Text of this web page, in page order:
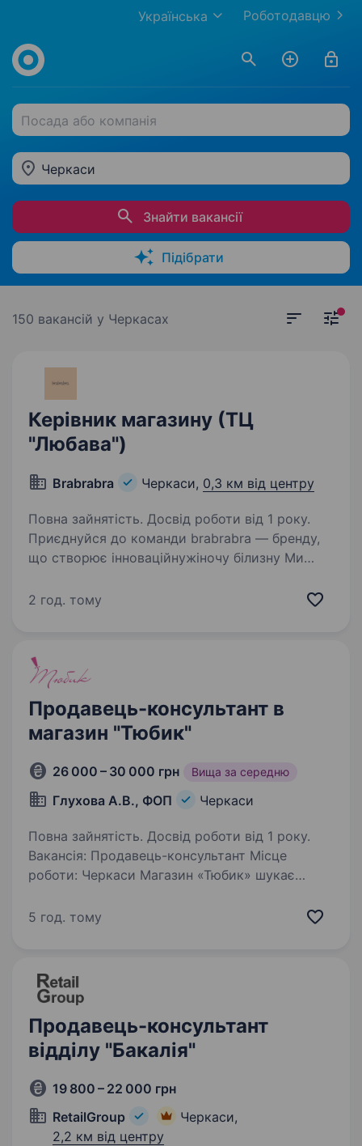
Роботодавцю
Українська
Посада або компанія
Черкаси
Знайти вакансії
Підібрати
150 вакансій у Черкасах
Керівник магазину (ТЦ
"Любава")
Brabrabra Черкаси, 0,3 км від центру
Повна зайнятість. Досвід роботи від 1 року.
Приєднуйся до команди brabrabra — бренду,
що створює інноваційнужіночу білизну Ми
ми створюємокомфорт, впевненість і
2 год. тому
Продавець-консультант в
магазин "Тюбик"
26 000 – 30 000 грн Вища за середню
Глухова А.В., ФОП Черкаси
Повна зайнятість. Досвід роботи від 1 року.
Вакансія: Продавець-консультант Місце
роботи: Черкаси Магазин «Тюбик» шукає
Досвід роботи в продажах від 1 року Вміння
5 год. тому
Продавець-консультант
відділу "Бакалія"
19 800 – 22 000 грн
RetailGroup
Черкаси,
2,2 км від центру